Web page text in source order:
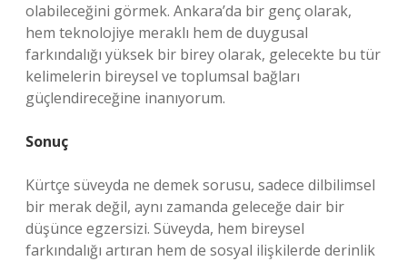
olabileceğini görmek. Ankara’da bir genç olarak,
hem teknolojiye meraklı hem de duygusal
farkındalığı yüksek bir birey olarak, gelecekte bu tür
kelimelerin bireysel ve toplumsal bağları
güçlendireceğine inanıyorum.
Sonuç
Kürtçe süveyda ne demek sorusu, sadece dilbilimsel
bir merak değil, aynı zamanda geleceğe dair bir
düşünce egzersizi. Süveyda, hem bireysel
farkındalığı artıran hem de sosyal ilişkilerde derinlik